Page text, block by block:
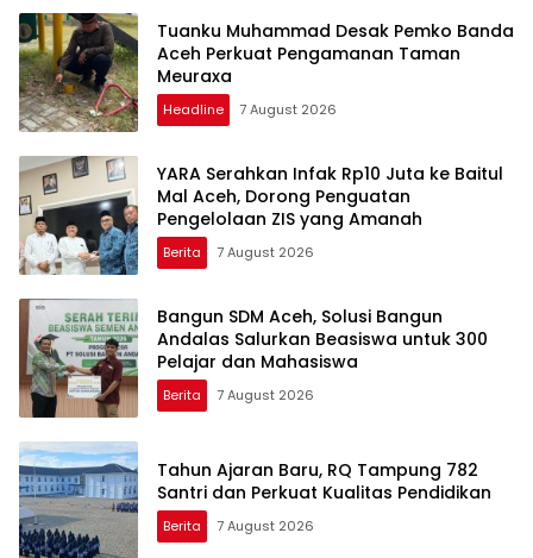
Tuanku Muhammad Desak Pemko Banda
Aceh Perkuat Pengamanan Taman
Meuraxa
Headline 7 August 2026
YARA Serahkan Infak Rp10 Juta ke Baitul
Mal Aceh, Dorong Penguatan
Pengelolaan ZIS yang Amanah
Berita 7 August 2026
Bangun SDM Aceh, Solusi Bangun
Andalas Salurkan Beasiswa untuk 300
Pelajar dan Mahasiswa
Berita 7 August 2026
Tahun Ajaran Baru, RQ Tampung 782
Santri dan Perkuat Kualitas Pendidikan
Berita 7 August 2026